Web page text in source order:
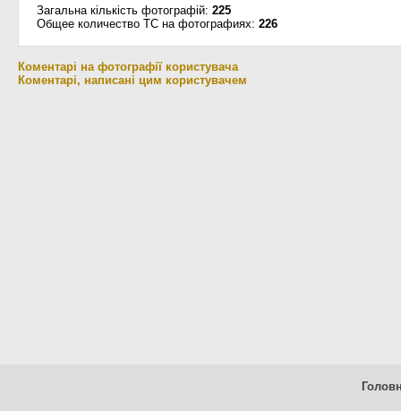
Загальна кількість фотографій: 225
Общее количество ТС на фотографиях: 226
Коментарі на фотографії користувача
Коментарі, написані цим користувачем